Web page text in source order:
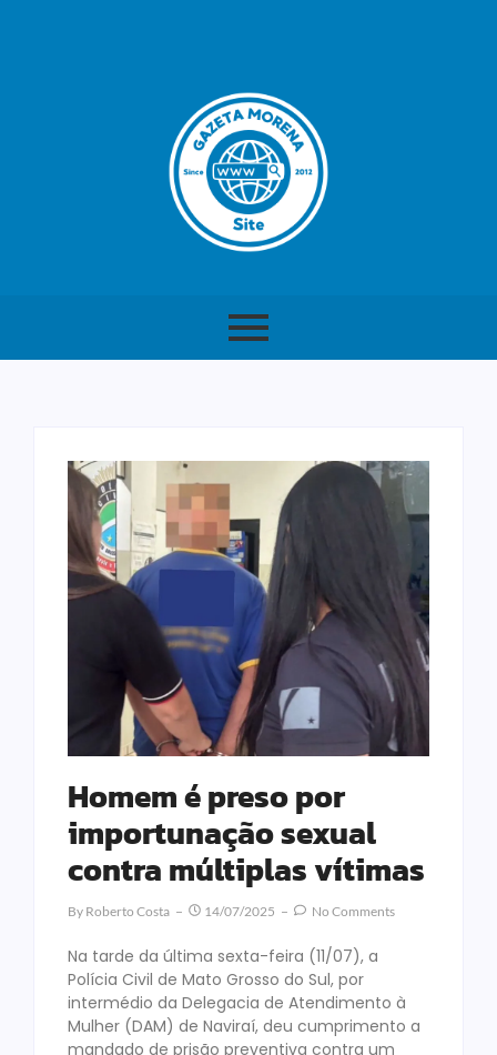
Homem é preso por
importunação sexual
contra múltiplas vítimas
By Roberto Costa 14/07/2025 No Comments
Na tarde da última sexta-feira (11/07), a
Polícia Civil de Mato Grosso do Sul, por
intermédio da Delegacia de Atendimento à
Mulher (DAM) de Naviraí, deu cumprimento a
mandado de prisão preventiva contra um